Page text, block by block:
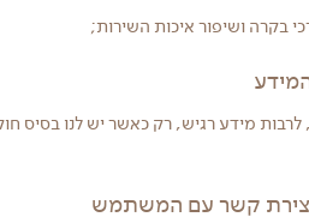
בקרה ושיפור איכות השירות;
לרבות מידע רגיש, רק כאשר יש לנו